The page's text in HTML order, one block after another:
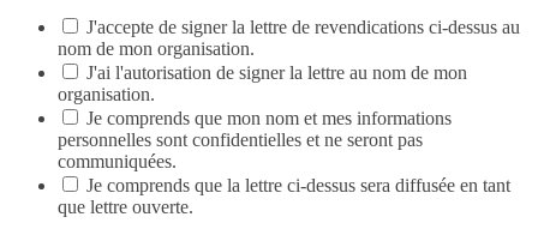
J'accepte de signer la lettre de revendications ci-dessus au
nom de mon organisation.
J'ai l'autorisation de signer la lettre au nom de mon
organisation.
Je comprends que mon nom et mes informations
personnelles sont confidentielles et ne seront pas
communiquées.
Je comprends que la lettre ci-dessus sera diffusée en tant
que lettre ouverte.